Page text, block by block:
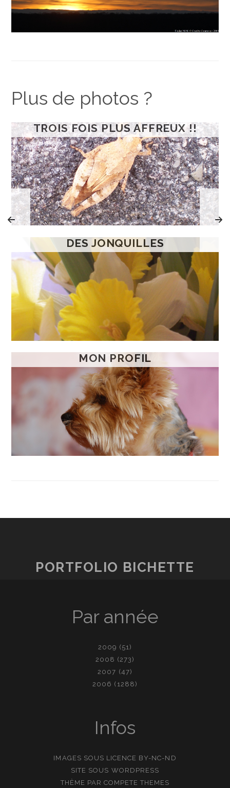
Plus de photos ?
TROIS FOIS PLUS AFFREUX !!
DES JONQUILLES
MON PROFIL
PORTFOLIO BICHETTE
Par année
2009 (51)
2008 (273)
2007 (47)
2006 (1288)
Infos
IMAGES SOUS LICENCE BY-NC-ND
SITE SOUS WORDPRESS
THÈME PAR COMPETE THEMES